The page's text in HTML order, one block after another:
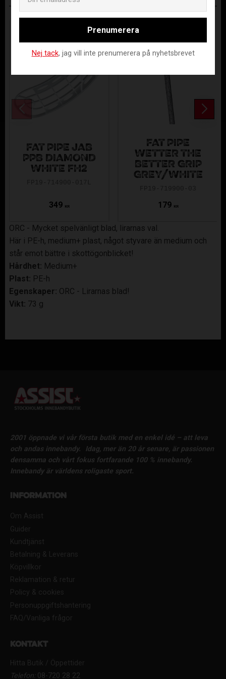
FAT PIPE JAB
PPB DIAMOND
WHITE FH2
349 KR
FAT PIPE
WETTER THE
BETTER GRIP
GREY/WHITE
179 KR
ORC - Mycket spelvänligt blad, lirarnas val.
Här i PE-h, medium+ plast, något styvare än medium och
står emot bättre i skottögonblicket!
Hårdhet: Medium+
Plast: PE-h
Egenskaper: ORC - Lirarnas blad!
Vikt: 73 g
2001 öppnade vi vår första butik med en enkel idé – att leva
och andas innebandy.
Idag, mer än 20 år senare, är passionen
densamma och vårt fokus fortfarande 100 % innebandy.
Innebandy är världens roligaste sport.
Information
Om Assist
Guider
Kundtjänst
Betalning & Leverans
Köpvillkor
Reklamation & retur
Policy & cookies
Personuppgiftshantering
FAQ/Vanliga frågor
Kontakt
Hitta Butik / Öppettider
Telefon:08-720 28 22
Prenumerera
Nej tack, jag vill inte prenumerera på nyhetsbrevet